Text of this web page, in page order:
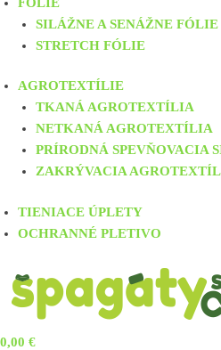
SILÁŽNE A SENÁŽNE FÓLIE
STRETCH FÓLIE
AGROTEXTÍLIE
TKANÁ AGROTEXTÍLIA
NETKANÁ AGROTEXTÍLIA
PRÍRODNÁ SPEVŇOVACIA
ZAKRÝVACIA
TIENIACE ÚPLETY
OCHRANNÉ PLETIVO
0,00 €